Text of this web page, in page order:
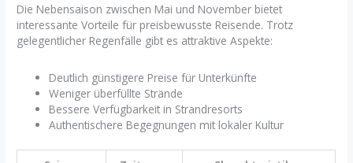
Die Nebensaison zwischen Mai und November bietet
interessante Vorteile für preisbewusste Reisende. Trotz
gelegentlicher Regenfälle gibt es attraktive Aspekte:
Deutlich günstigere Preise für Unterkünfte
Weniger überfüllte Strände
Bessere Verfügbarkeit in Strandresorts
Authentischere Begegnungen mit lokaler Kultur